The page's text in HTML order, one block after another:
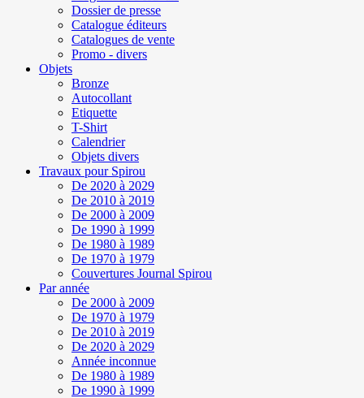
Dossier de presse
Catalogue éditeurs
Catalogues de vente
Promo - divers
Objets
Bronze
Autocollant
Etiquette
T-Shirt
Calendrier
Objets divers
Travaux pour Spirou
De 2020 à 2029
De 2010 à 2019
De 2000 à 2009
De 1990 à 1999
De 1980 à 1989
De 1970 à 1979
Couvertures Journal Spirou
Par année
De 2000 à 2009
De 1970 à 1979
De 2010 à 2019
De 2020 à 2029
Année inconnue
De 1980 à 1989
De 1990 à 1999